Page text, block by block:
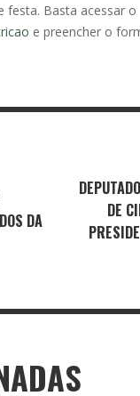
festa. Basta acessar o
e preencher o
DA
DE